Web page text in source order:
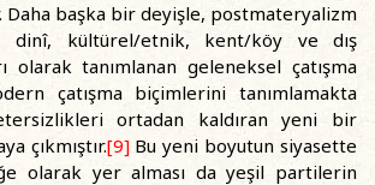
başka bir deyişle, postmateryalizm
dinî, kültürel/etnik, kent/köy ve dış
olarak tanımlanan geleneksel çatışma
çatışma biçimlerini tanımlamakta
ortadan kaldıran yeni bir
çıkmıştır.[9]Bu yeni boyutun siyasette
olarak yer alması da yeşil partilerin